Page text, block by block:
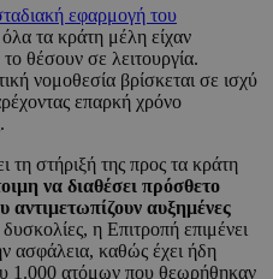
εφαρμογή του
τα κράτη μέλη είχαν
θέσουν σε λειτουργία.
νομοθεσία βρίσκεται σε ισχύ
επαρκή χρόνο
τη στήριξή της προς τα κράτη
να διαθέσει πρόσθετο
αυξημένες
η Επιτροπή επιμένει
ασφάλεια, καθώς έχει ήδη
1.000 ατόμων που θεωρήθηκαν